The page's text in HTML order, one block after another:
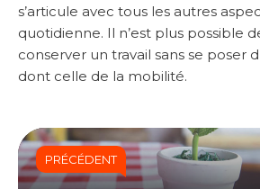
s’articule avec tous les autres
quotidienne. Il n’est plus possible
conserver un travail sans se poser
dont celle de la mobilité.
PRÉCÉDENT